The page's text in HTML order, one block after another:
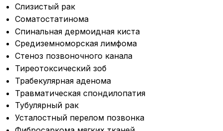
Слизистый рак
Соматостатинома
Спинальная дермоидная киста
Средиземноморская лимфома
Стеноз позвоночного канала
Тиреотоксический зоб
Трабекулярная аденома
Травматическая спондилопатия
Тубулярный рак
Усталостный перелом позвонка